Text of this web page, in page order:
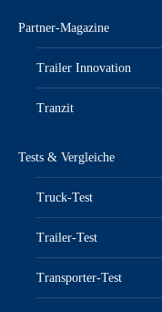
Partner-Magazine
Trailer Innovation
Tranzit
Tests & Vergleiche
Truck-Test
Trailer-Test
Transporter-Test